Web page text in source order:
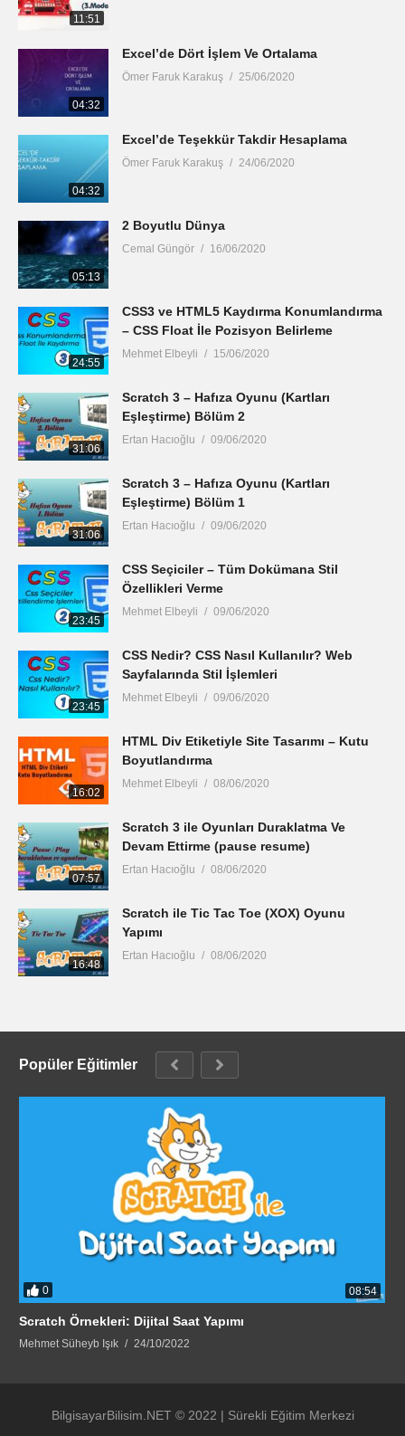
11:51
04:32
Excel’de Dört İşlem Ve Ortalama
Ömer Faruk Karakuş 25/06/2020
04:32
Excel’de Teşekkür Takdir Hesaplama
Ömer Faruk Karakuş 24/06/2020
05:13
2 Boyutlu Dünya
Cemal Güngör 16/06/2020
24:55
CSS3 ve HTML5 Kaydırma Konumlandırma
– CSS Float İle Pozisyon Belirleme
Mehmet Elbeyli 15/06/2020
31:06
Scratch 3 – Hafıza Oyunu (Kartları
Eşleştirme) Bölüm 2
Ertan Hacıoğlu 09/06/2020
31:06
Scratch 3 – Hafıza Oyunu (Kartları
Eşleştirme) Bölüm 1
Ertan Hacıoğlu 09/06/2020
23:45
CSS Seçiciler – Tüm Dokümana Stil
Özellikleri Verme
Mehmet Elbeyli 09/06/2020
23:45
CSS Nedir? CSS Nasıl Kullanılır? Web
Sayfalarında Stil İşlemleri
Mehmet Elbeyli 09/06/2020
16:02
HTML Div Etiketiyle Site Tasarımı – Kutu
Boyutlandırma
Mehmet Elbeyli 08/06/2020
07:57
Scratch 3 ile Oyunları Duraklatma Ve
Devam Ettirme (pause resume)
Ertan Hacıoğlu 08/06/2020
16:48
Scratch ile Tic Tac Toe (XOX) Oyunu
Yapımı
Ertan Hacıoğlu 08/06/2020
Popüler Eğitimler
0 08:54
Scratch Örnekleri: Dijital Saat Yapımı
Mehmet Süheyb Işık 24/10/2022
BilgisayarBilisim.NET © 2022 | Sürekli Eğitim Merkezi